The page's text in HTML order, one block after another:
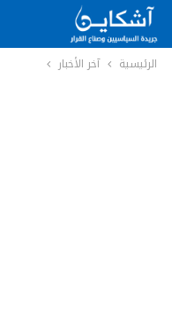
الرئيسية آخر الأخبار